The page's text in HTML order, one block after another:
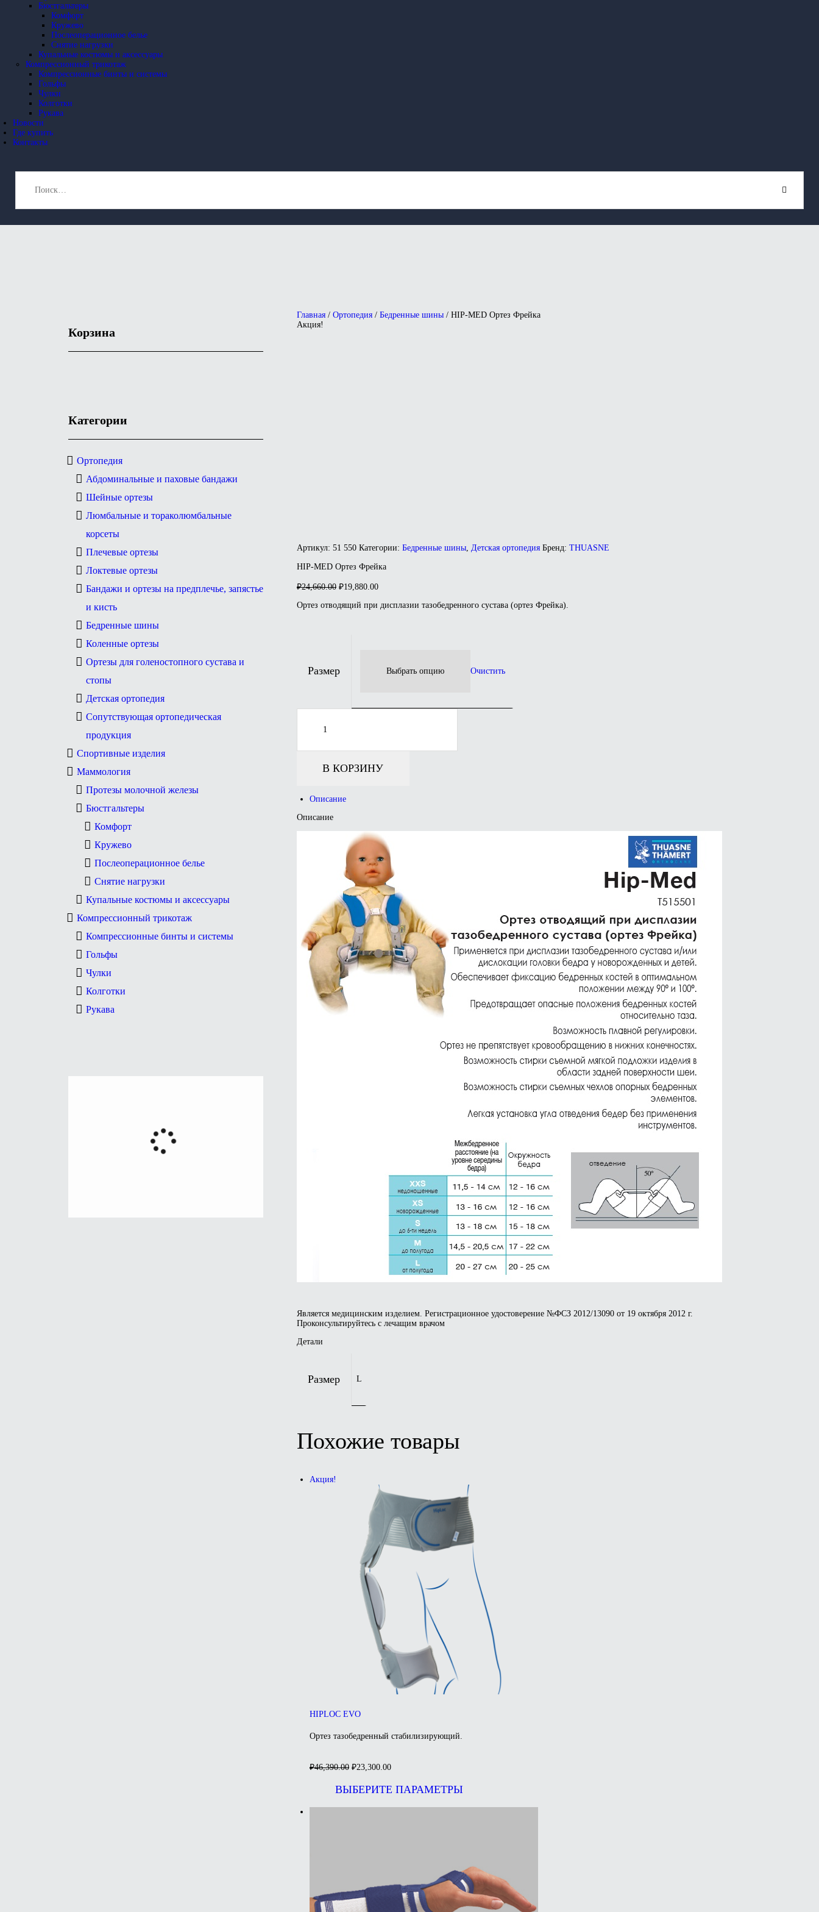
Бюстгальтеры
Комфорт
Кружево
Послеоперационное белье
Снятие нагрузки
Купальные костюмы и аксессуары
Компрессионный трикотаж
Компрессионные бинты и системы
Гольфы
Чулки
Колготки
Рукава
Новости
Где купить
Контакты
Главная / Ортопедия / Бедренные шины / HIP-MED Ортез Фрейка
Акция!
Артикул: 51 550 Категории: Бедренные шины Детская ортопедия Бренд: THUASNE
HIP-MED Ортез Фрейка
₽24,660.00 Первоначальная
составляла
₽19,880.00
₽19,880.00.
Ортез отводящий при дисплазии тазобедренного сустава (ортез Фрейка).
Размер Очистить
Ортез
В КОРЗИНУ
Описание
Описание
Является медицинским изделием. Регистрационное удостоверение №ФСЗ 2012/13090 от 19 октября 2012 г.
Проконсультируйтесь с лечащим врачом
Детали
Размер L
Похожие товары
Акция!
HIPLOC EVO
Ортез тазобедренный стабилизирующий.
₽46,390.00 Первоначальная
составляла
₽23,300.00
₽23,300.00.
ВЫБЕРИТЕ ПАРАМЕТРЫ
несколько
товара.
Корзина
Категории
Ортопедия
Абдоминальные и паховые бандажи
Шейные ортезы
Люмбальные и тораколюмбальные
корсеты
Плечевые ортезы
Локтевые ортезы
Бандажи и ортезы на предплечье, запястье
и кисть
Бедренные шины
Коленные ортезы
Ортезы для голеностопного сустава и
стопы
Детская ортопедия
Сопутствующая ортопедическая
продукция
Спортивные изделия
Маммология
Протезы молочной железы
Бюстгальтеры
Комфорт
Кружево
Послеоперационное белье
Снятие нагрузки
Купальные костюмы и аксессуары
Компрессионный трикотаж
Компрессионные бинты и системы
Гольфы
Чулки
Колготки
Рукава